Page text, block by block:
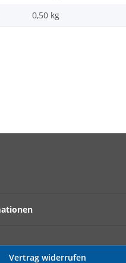
0,50 kg
Vertrag widerrufen